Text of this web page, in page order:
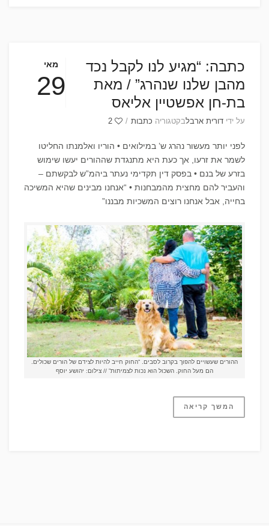
מאי
29
כתבה: “מגיע לנו לקבל נכד
מהבן שלנו שנהרג” / מאת
בת-חן אפשטיין אליאס
על ידי דורית ארבלבקטגוריה כתבות /
לפני יותר מעשור נהרג ש’ במילואים • הוריו ואלמנתו החליטו
לשמר את זרעו, אך כעת היא מתנגדת שההורים יעשו שימוש
בזרע של בנם • בפסק דין תקדימי נעתר ביהמ”ש לבקשתם –
והעביר להם מחצית מהמבחנות • “אנחנו מבינים שהיא המשיכה
בחייה, אבל אנחנו רוצים המשכיות מבננו”
ההורים שעשויים להפוך בקרוב לסבים. “החוק חייב להיות לצידם של הורים שכולים.
הם מעל החוק. השכול הוא נכות לצמיתות” // צילום: יהושע יוסף
המשך קריאה